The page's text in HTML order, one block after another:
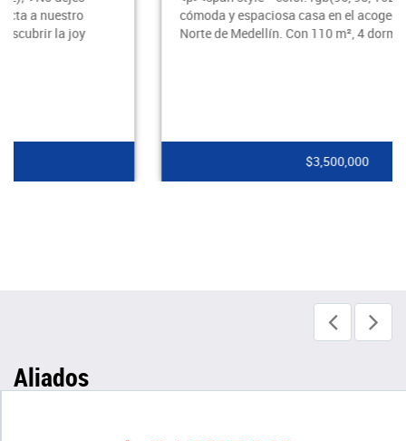
cómoda y espaciosa casa en el acogedor barrio Rodeo
Norte de Medellín. Con 110 m², 4 dormitorio
Aliados